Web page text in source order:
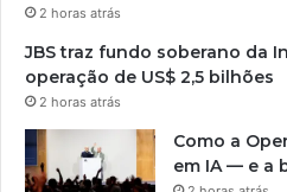
2 horas atrás
JBS traz fundo soberano da
operação de US$ 2,5 bilhões
2 horas atrás
Como a
em IA — e a